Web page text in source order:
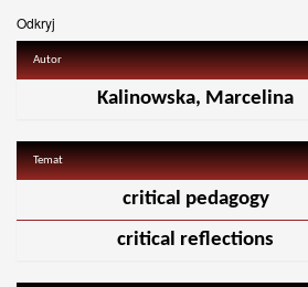
Odkryj
Autor
Kalinowska, Marcelina
Temat
critical pedagogy
critical reflections